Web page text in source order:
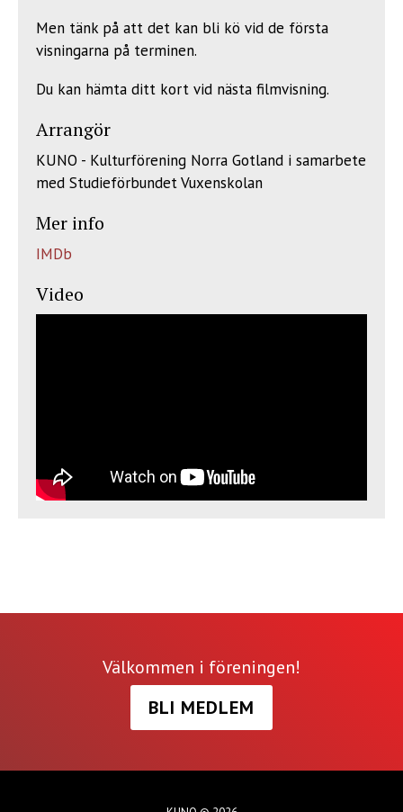
Men tänk på att det kan bli kö vid de första
visningarna på terminen.
Du kan hämta ditt kort vid nästa filmvisning.
Arrangör
KUNO - Kulturförening Norra Gotland i samarbete
med Studieförbundet Vuxenskolan
Mer info
IMDb
Video
Välkommen i föreningen!
BLI MEDLEM